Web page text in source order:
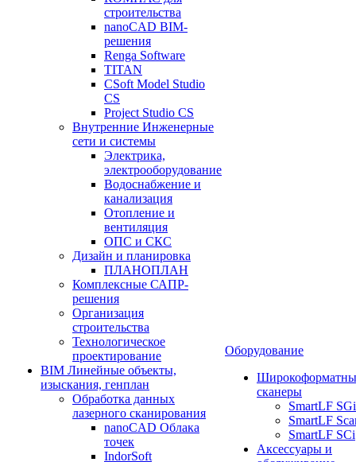
строительства
nanoCAD BIM-
решения
Renga Software
TITAN
CSoft Model Studio
CS
Project Studio CS
Внутренние Инженерные
сети и системы
Электрика,
электрооборудование
Водоснабжение и
канализация
Отопление и
вентиляция
ОПС и СКС
Дизайн и планировка
ПЛАНОПЛАН
Комплексные САПР-
решения
Организация
строительства
Технологическое
проектирование
BIM Линейные объекты,
изыскания, генплан
Обработка данных
лазерного сканирования
nanoCAD Облака
точек
IndorSoft
Оборудование
сканеры
SmartLF SGi
SmartLF
SmartLF SCi
Аксессуары и